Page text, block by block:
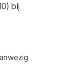
bij